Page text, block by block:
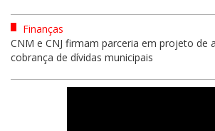
Finanças
CNM e CNJ firmam parceria em projeto de
cobrança de dívidas municipais